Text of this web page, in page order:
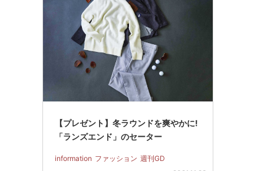
【プレゼント】冬ラウンドを爽やかに!
「ランズエンド」のセーター
information ファッション 週刊GD